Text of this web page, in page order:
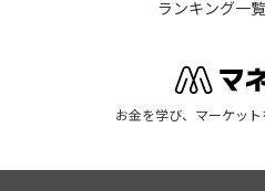
ランキング一
お金を学び、マーケッ